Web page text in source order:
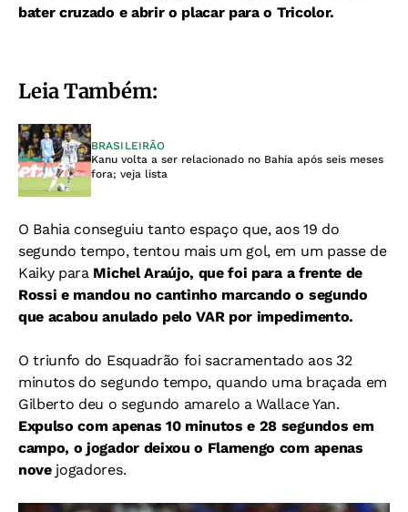
bater cruzado e abrir o placar para o Tricolor.
Leia Também:
BRASILEIRÃO
Kanu volta a ser relacionado no Bahia após seis meses
fora; veja lista
O Bahia conseguiu tanto espaço que, aos 19 do
segundo tempo, tentou mais um gol, em um passe de
Kaiky para Michel Araújo, que foi para a frente de
Rossi e mandou no cantinho marcando o segundo
que acabou anulado pelo VAR por impedimento.
O triunfo do Esquadrão foi sacramentado aos 32
minutos do segundo tempo, quando uma braçada em
Gilberto deu o segundo amarelo a Wallace Yan.
Expulso com apenas 10 minutos e 28 segundos em
campo, o jogador deixou o Flamengo com apenas
novejogadores.